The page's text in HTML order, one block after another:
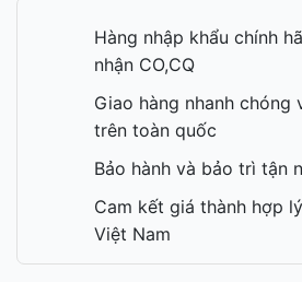
Hàng nhập khẩu chính
nhận CO,CQ
Giao hàng nhanh
trên toàn quốc
Bảo hành và bảo trì tận
Cam kết giá thành hợp
Việt Nam